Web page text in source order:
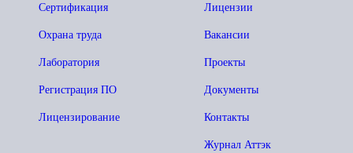
Лицензии
Вакансии
Проекты
Документы
Контакты
Журнал Аттэк
Сертификация
Охрана труда
Лаборатория
Регистрация ПО
Лицензирование